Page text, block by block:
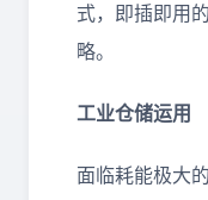
式，即插即用
略。
工业仓储运用
面临耗能极大